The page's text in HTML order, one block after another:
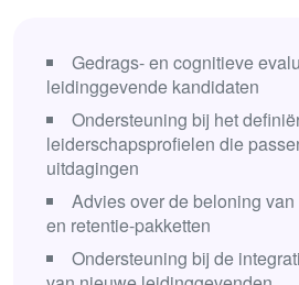
Gedrags- en cognitieve
leidinggevende kandidaten
Ondersteuning bij het
leiderschapsprofielen die
uitdagingen
Advies over de beloning
en retentie-pakketten
Ondersteuning bij de